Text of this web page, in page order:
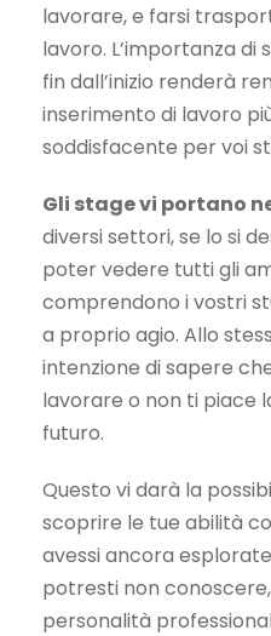
lavorare, e farsi
lavoro. L’importanza di
fin dall’inizio renderà
inserimento di lavoro
soddisfacente per voi
Gli stage vi portano
diversi settori, se lo si
poter vedere tutti gli
comprendono i vostri
a proprio agio. Allo
intenzione di sapere
lavorare o non ti piace
futuro.
Questo vi darà la
scoprire le tue abilità
avessi ancora
potresti non
personalità